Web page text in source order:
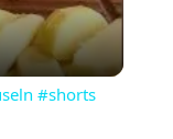
#shorts